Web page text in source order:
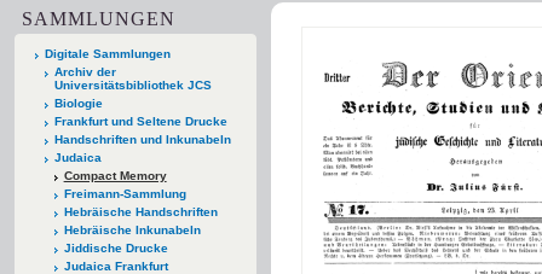
SAMMLUNGEN
Digitale Sammlungen
Archiv der
Universitätsbibliothek JCS
Biologie
Frankfurt und Seltene Drucke
Handschriften und Inkunabeln
Judaica
Compact Memory
Freimann-Sammlung
Hebräische Handschriften
Hebräische Inkunabeln
Jiddische Drucke
Judaica Frankfurt